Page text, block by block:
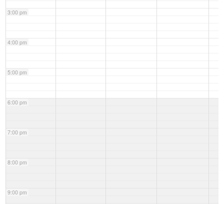
3:00 pm
4:00 pm
5:00 pm
6:00 pm
7:00 pm
8:00 pm
9:00 pm